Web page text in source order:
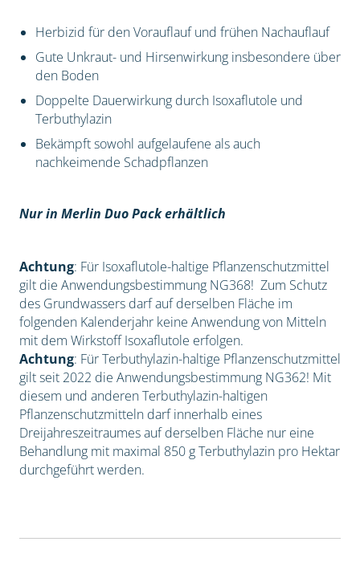
Herbizid für den Vorauflauf und frühen Nachauflauf
Gute Unkraut- und Hirsenwirkung insbesondere über
den Boden
Doppelte Dauerwirkung durch Isoxaflutole und
Terbuthylazin
Bekämpft sowohl aufgelaufene als auch
nachkeimende Schadpflanzen
Nur in Merlin Duo Pack erhältlich
Achtung: Für Isoxaflutole-haltige Pflanzenschutzmittel
gilt die Anwendungsbestimmung NG368! Zum Schutz
des Grundwassers darf auf derselben Fläche im
folgenden Kalenderjahr keine Anwendung von Mitteln
mit dem Wirkstoff Isoxaflutole erfolgen.
Achtung: Für Terbuthylazin-haltige Pflanzenschutzmittel
gilt seit 2022 die Anwendungsbestimmung NG362! Mit
diesem und anderen Terbuthylazin-haltigen
Pflanzenschutzmitteln darf innerhalb eines
Dreijahreszeitraumes auf derselben Fläche nur eine
Behandlung mit maximal 850 g Terbuthylazin pro Hektar
durchgeführt werden.